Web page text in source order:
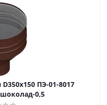
ПЭ-01-8017
0,5